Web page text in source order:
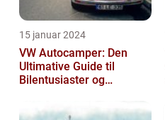
15 januar 2024
VW Autocamper: Den
Ultimative Guide til
Bilentusiaster og